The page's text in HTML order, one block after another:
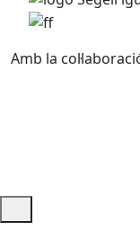
Amb la